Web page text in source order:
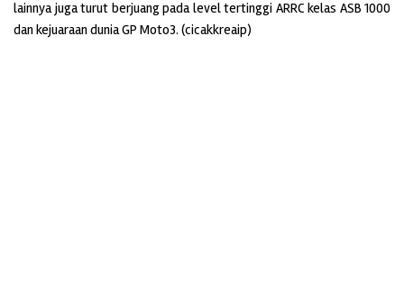
lainnya juga turut berjuang pada level tertinggi ARRC kelas ASB 1000
dan kejuaraan dunia GP Moto3. (cicakkreaip)